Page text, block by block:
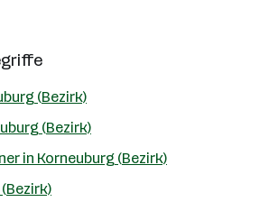
(Bezirk)
(Bezirk)
in Korneuburg (Bezirk)